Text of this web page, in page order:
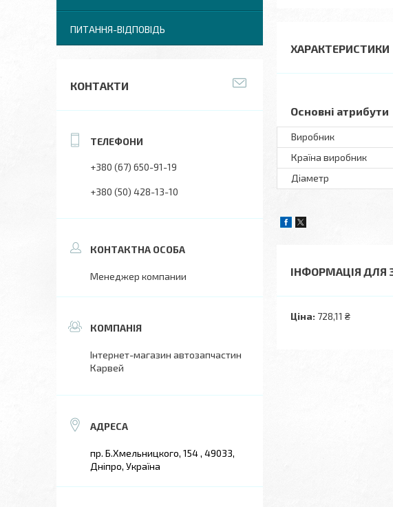
ХАРАКТЕРИСТИКИ
Основні атрибути
Виробник
Країна виробник
Діаметр
ІНФОРМАЦІЯ ДЛЯ
Ціна: 728,11 ₴
ПИТАННЯ-ВІДПОВІДЬ
КОНТАКТИ
+380 (67) 650-91-19
+380 (50) 428-13-10
Менеджер компании
Інтернет-магазин автозапчастин
Карвей
пр. Б.Хмельницкого, 154 , 49033,
Дніпро, Україна